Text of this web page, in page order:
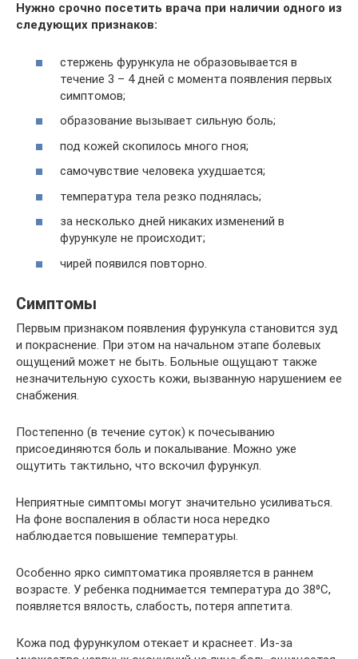
Нужно срочно посетить врача при наличии одного из
следующих признаков:
стержень фурункула не образовывается в
течение 3 – 4 дней с момента появления первых
симптомов;
образование вызывает сильную боль;
под кожей скопилось много гноя;
самочувствие человека ухудшается;
температура тела резко поднялась;
за несколько дней никаких изменений в
фурункуле не происходит;
чирей появился повторно.
Симптомы
Первым признаком появления фурункула становится зуд
и покраснение. При этом на начальном этапе болевых
ощущений может не быть. Больные ощущают также
незначительную сухость кожи, вызванную нарушением ее
снабжения.
Постепенно (в течение суток) к почесыванию
присоединяются боль и покалывание. Можно уже
ощутить тактильно, что вскочил фурункул.
Неприятные симптомы могут значительно усиливаться.
На фоне воспаления в области носа нередко
наблюдается повышение температуры.
Особенно ярко симптоматика проявляется в раннем
возрасте. У ребенка поднимается температура до 38⁰C,
появляется вялость, слабость, потеря аппетита.
Кожа под фурункулом отекает и краснеет. Из-за